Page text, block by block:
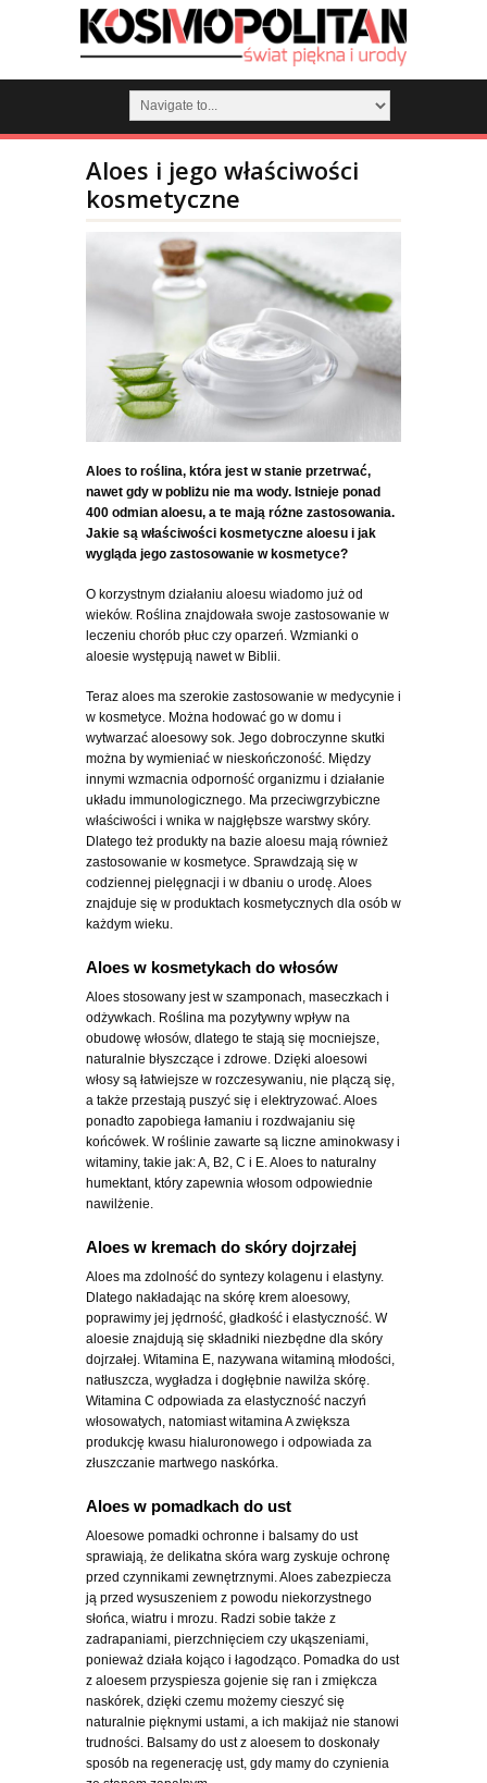
Aloes i jego właściwości
kosmetyczne
Aloes to roślina, która jest w stanie przetrwać,
nawet gdy w pobliżu nie ma wody. Istnieje ponad
400 odmian aloesu, a te mają różne zastosowania.
Jakie są właściwości kosmetyczne aloesu i jak
wygląda jego zastosowanie w kosmetyce?
O korzystnym działaniu aloesu wiadomo już od
wieków. Roślina znajdowała swoje zastosowanie w
leczeniu chorób płuc czy oparzeń. Wzmianki o
aloesie występują nawet w Biblii.
Teraz aloes ma szerokie zastosowanie w medycynie i
w kosmetyce. Można hodować go w domu i
wytwarzać aloesowy sok. Jego dobroczynne skutki
można by wymieniać w nieskończoność. Między
innymi wzmacnia odporność organizmu i działanie
układu immunologicznego. Ma przeciwgrzybiczne
właściwości i wnika w najgłębsze warstwy skóry.
Dlatego też produkty na bazie aloesu mają również
zastosowanie w kosmetyce. Sprawdzają się w
codziennej pielęgnacji i w dbaniu o urodę. Aloes
znajduje się w produktach kosmetycznych dla osób w
każdym wieku.
Aloes w kosmetykach do włosów
Aloes stosowany jest w szamponach, maseczkach i
odżywkach. Roślina ma pozytywny wpływ na
obudowę włosów, dlatego te stają się mocniejsze,
naturalnie błyszczące i zdrowe. Dzięki aloesowi
włosy są łatwiejsze w rozczesywaniu, nie plączą się,
a także przestają puszyć się i elektryzować. Aloes
ponadto zapobiega łamaniu i rozdwajaniu się
końcówek. W roślinie zawarte są liczne aminokwasy i
witaminy, takie jak: A, B2, C i E. Aloes to naturalny
humektant, który zapewnia włosom odpowiednie
nawilżenie.
Aloes w kremach do skóry dojrzałej
Aloes ma zdolność do syntezy kolagenu i elastyny.
Dlatego nakładając na skórę krem aloesowy,
poprawimy jej jędrność, gładkość i elastyczność. W
aloesie znajdują się składniki niezbędne dla skóry
dojrzałej. Witamina E, nazywana witaminą młodości,
natłuszcza, wygładza i dogłębnie nawilża skórę.
Witamina C odpowiada za elastyczność naczyń
włosowatych, natomiast witamina A zwiększa
produkcję kwasu hialuronowego i odpowiada za
złuszczanie martwego naskórka.
Aloes w pomadkach do ust
Aloesowe pomadki ochronne i balsamy do ust
sprawiają, że delikatna skóra warg zyskuje ochronę
przed czynnikami zewnętrznymi. Aloes zabezpiecza
ją przed wysuszeniem z powodu niekorzystnego
słońca, wiatru i mrozu. Radzi sobie także z
zadrapaniami, pierzchnięciem czy ukąszeniami,
ponieważ działa kojąco i łagodząco. Pomadka do ust
z aloesem przyspiesza gojenie się ran i zmiękcza
naskórek, dzięki czemu możemy cieszyć się
naturalnie pięknymi ustami, a ich makijaż nie stanowi
trudności. Balsamy do ust z aloesem to doskonały
sposób na regenerację ust, gdy mamy do czynienia